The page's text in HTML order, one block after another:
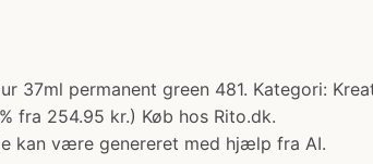
37ml permanent green 481. Kategori:
fra 254.95 kr.) Køb hos Rito.dk.
kan være genereret med hjælp fra AI.